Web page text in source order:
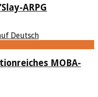
ARPG
MOBA-